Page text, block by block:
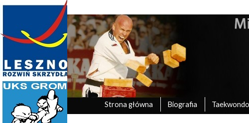
Marek Tyczyński –
oficjalna strona UKS Grom Leszno
Strona główna Biografia Taekwondo